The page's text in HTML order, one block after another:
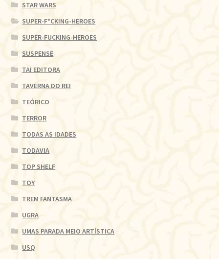
STAR WARS
SUPER-F*CKING-HEROES
SUPER-FUCKING-HEROES
SUSPENSE
TAI EDITORA
TAVERNA DO REI
TEÓRICO
TERROR
TODAS AS IDADES
TODAVIA
TOP SHELF
TOY
TREM FANTASMA
UGRA
UMAS PARADA MEIO ARTÍSTICA
USQ